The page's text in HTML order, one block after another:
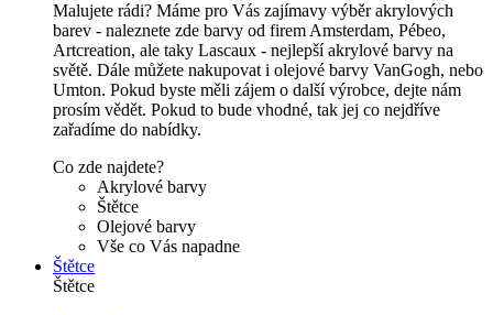
Malujete rádi? Máme pro Vás zajímavy výběr akrylových
barev - naleznete zde barvy od firem Amsterdam, Pébeo,
Artcreation, ale taky Lascaux - nejlepší akrylové barvy na
světě. Dále můžete nakupovat i olejové barvy VanGogh, nebo
Umton. Pokud byste měli zájem o další výrobce, dejte nám
prosím vědět. Pokud to bude vhodné, tak jej co nejdříve
zařadíme do nabídky.
Co zde najdete?
Akrylové barvy
Štětce
Olejové barvy
Vše co Vás napadne
Štětce
Štětce